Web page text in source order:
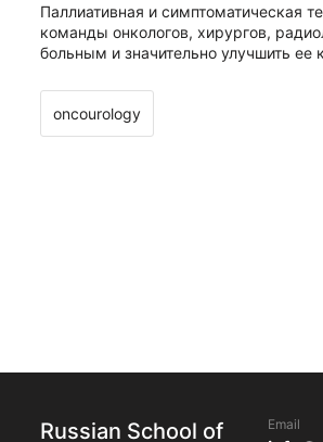
Паллиативная и симптоматическая
команды онкологов, хирургов,
больным и значительно улучшить ее
oncourology
Russian School of Email